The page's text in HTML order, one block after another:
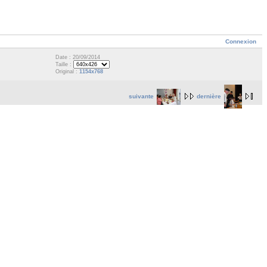
Connexion
Date : 20/09/2014
Taille :
Original : 1154x768
suivante dernière